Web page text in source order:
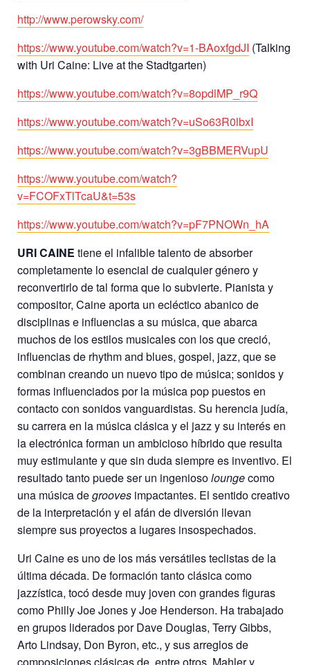
http://www.perowsky.com/
https://www.youtube.com/watch?v=1-BAoxfgdJI (Talking
with Uri Caine: Live at the Stadtgarten)
https://www.youtube.com/watch?v=8opdlMP_r9Q
https://www.youtube.com/watch?v=uSo63R0lbxI
https://www.youtube.com/watch?v=3gBBMERVupU
https://www.youtube.com/watch?
v=FCOFxTlTcaU&t=53s
https://www.youtube.com/watch?v=pF7PNOWn_hA
URI CAINE tiene el infalible talento de absorber
completamente lo esencial de cualquier género y
reconvertirlo de tal forma que lo subvierte. Pianista y
compositor, Caine aporta un ecléctico abanico de
disciplinas e influencias a su música, que abarca
muchos de los estilos musicales con los que creció,
influencias de rhythm and blues, gospel, jazz, que se
combinan creando un nuevo tipo de música; sonidos y
formas influenciados por la música pop puestos en
contacto con sonidos vanguardistas. Su herencia judía,
su carrera en la música clásica y el jazz y su interés en
la electrónica forman un ambicioso híbrido que resulta
muy estimulante y que sin duda siempre es inventivo. El
resultado tanto puede ser un ingeniosoloungecomo
una música degrooves impactantes. El sentido creativo
de la interpretación y el afán de diversión llevan
siempre sus proyectos a lugares insospechados.
Uri Caine es uno de los más versátiles teclistas de la
última década. De formación tanto clásica como
jazzística, tocó desde muy joven con grandes figuras
como Philly Joe Jones y Joe Henderson. Ha trabajado
en grupos liderados por Dave Douglas, Terry Gibbs,
Arto Lindsay, Don Byron, etc., y sus arreglos de